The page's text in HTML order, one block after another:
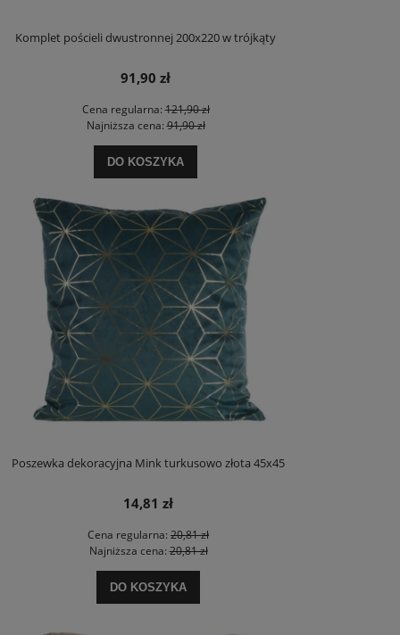
Komplet pościeli dwustronnej 200x220 w trójkąty
91,90 zł
Cena regularna:121,90 zł
Najniższa cena:91,90 zł
DO KOSZYKA
Poszewka dekoracyjna Mink turkusowo złota 45x45
14,81 zł
Cena regularna: 20,81 zł
Najniższa cena:20,81 zł
DO KOSZYKA